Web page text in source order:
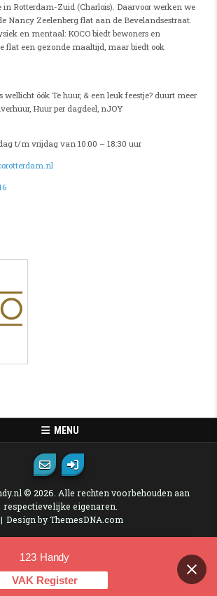
Rotterdam-Zuid (Charlois). Daarvoor werken we
Nancy Zeelenberg flat aan de Bevelandsestraat.
en mentaal: KOCO biedt bewoners en
flat een gezonde maaltijd, maar biedt ook
wellicht óók Te huur, & een leuk feestje? duurt meer
Huur per dagdeel, nJOY
t/m vrijdag van 10:00 – 18:30 uur
MENU
© 2026. Alle rechten voorbehouden aan
respectievelijke eigenaren.
Design by ThemesDNA.com
123 Handy
VAK Register
OPEN